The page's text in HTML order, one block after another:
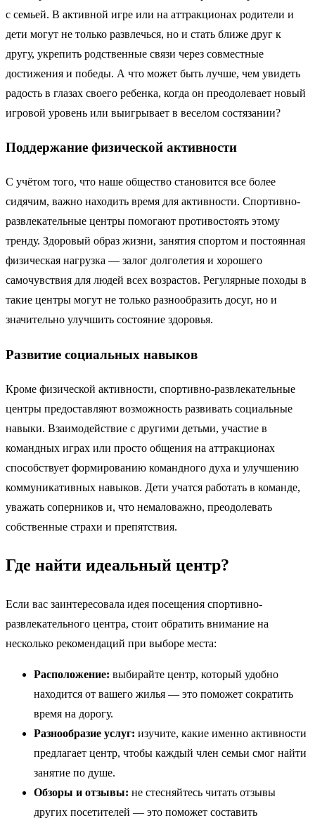
с семьей. В активной игре или на аттракционах родители и
дети могут не только развлечься, но и стать ближе друг к
другу, укрепить родственные связи через совместные
достижения и победы. А что может быть лучше, чем увидеть
радость в глазах своего ребенка, когда он преодолевает новый
игровой уровень или выигрывает в веселом состязании?
Поддержание физической активности
С учётом того, что наше общество становится все более
сидячим, важно находить время для активности. Спортивно-
развлекательные центры помогают противостоять этому
тренду. Здоровый образ жизни, занятия спортом и постоянная
физическая нагрузка — залог долголетия и хорошего
самочувствия для людей всех возрастов. Регулярные походы в
такие центры могут не только разнообразить досуг, но и
значительно улучшить состояние здоровья.
Развитие социальных навыков
Кроме физической активности, спортивно-развлекательные
центры предоставляют возможность развивать социальные
навыки. Взаимодействие с другими детьми, участие в
командных играх или просто общения на аттракционах
способствует формированию командного духа и улучшению
коммуникативных навыков. Дети учатся работать в команде,
уважать соперников и, что немаловажно, преодолевать
собственные страхи и препятствия.
Где найти идеальный центр?
Если вас заинтересовала идея посещения спортивно-
развлекательного центра, стоит обратить внимание на
несколько рекомендаций при выборе места:
Расположение: выбирайте центр, который удобно
находится от вашего жилья — это поможет сократить
время на дорогу.
Разнообразие услуг: изучите, какие именно активности
предлагает центр, чтобы каждый член семьи смог найти
занятие по душе.
Обзоры и отзывы: не стесняйтесь читать отзывы
других посетителей — это поможет составить